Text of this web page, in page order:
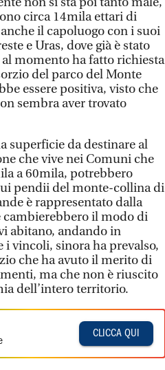
circa 14mila ettari di
il capoluogo con i suoi
e Uras, dove già è stato
momento ha fatto richiesta
del parco del Monte
essere positiva, visto che
sembra aver trovato
superficie da destinare al
che vive nei Comuni che
a 60mila, potrebbero
pendii del monte-collina di
è rappresentato dalla
cambierebbero il modo di
abitano, andando in
vincoli, sinora ha prevalso,
che ha avuto il merito di
ma che non è riuscito
dell’intero territorio.
CLICCA QUI